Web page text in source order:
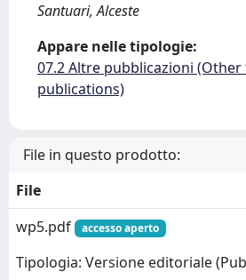
Santuari, Alceste
Appare nelle tipologie:
07.2 Altre pubblicazioni
publications)
File in questo prodotto:
File
wp5.pdf
accesso aperto
Tipologia: Versione editoriale